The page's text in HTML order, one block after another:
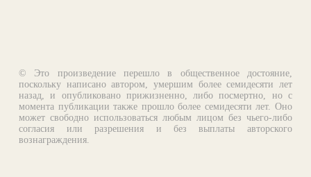
© Это произведение перешло в общественное достояние,
поскольку написано автором, умершим более семидесяти лет
назад, и опубликовано прижизненно, либо посмертно, но с
момента публикации также прошло более семидесяти лет. Оно
может свободно использоваться любым лицом без чьего-либо
согласия или разрешения и без выплаты авторского
вознаграждения.